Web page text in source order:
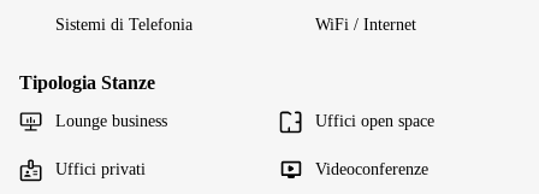
Sistemi di Telefonia WiFi / Internet
Tipologia Stanze
Lounge business Uffici open space
Uffici privati Videoconferenze